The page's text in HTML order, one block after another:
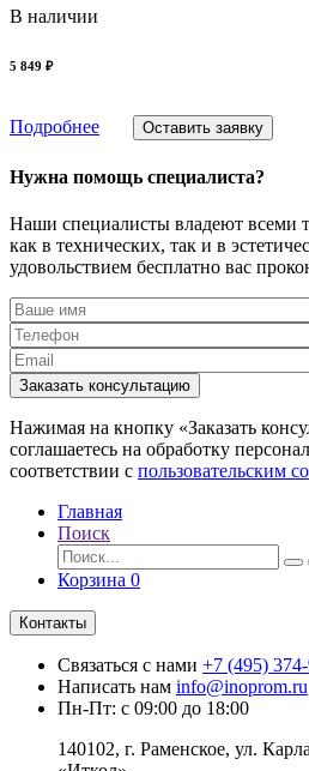
В наличии
5 849 ₽
Подробнее Оставить заявку
Нужна помощь специалиста?
Наши специалисты владеют всеми
как в технических, так и в
удовольствием бесплатно вас
Заказать консультацию
Нажимая на кнопку «Заказать
соглашаетесь на обработку
соответствии с пользовательским
Главная
Поиск
Корзина 0
Контакты
Связаться с нами +7 (495)
Написать нам info@inoprom.ru
Пн-Пт: с 09:00 до 18:00
140102, г. Раменское, ул.